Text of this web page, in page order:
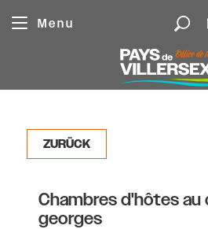
Menu
ZURÜCK
Chambres d'hôtes
georges